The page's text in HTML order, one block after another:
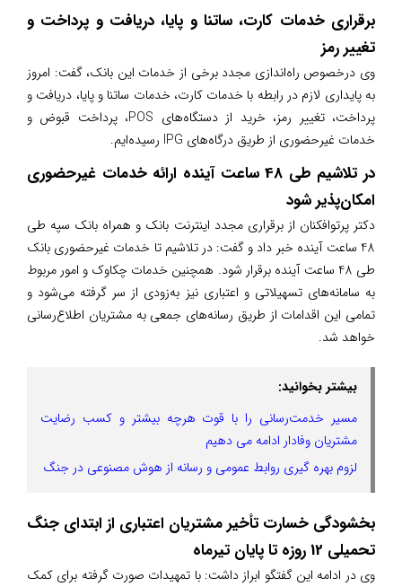
برقراری خدمات کارت، ساتنا و پایا، دریافت و پرداخت و
تغییر رمز
وی در‌خصوص راه‌اندازی مجدد برخی از خدمات این بانک، گفت: امروز
به پایداری لازم در رابطه با خدمات کارت، خدمات ساتنا و پایا، دریافت و
پرداخت، تغییر رمز، خرید از دستگاه‌های POS، پرداخت قبوض و
خدمات غیرحضوری از طریق درگاه‌های IPG رسیده‌ایم.
در تلاشیم طی 48 ساعت آینده ارائه خدمات غیر‌حضوری
امکان‌پذیر شود
دکتر پرتوافکنان از برقراری مجدد اینترنت بانک و همراه بانک سپه طی
48 ساعت آینده خبر داد و گفت: در تلاشیم تا خدمات غیر‌حضوری بانک
طی 48 ساعت آینده برقرار شود. همچنین خدمات چکاوک و امور مربوط
به سامانه‌های تسهیلاتی و اعتباری نیز به‌زودی از سر گرفته می‌شود و
تمامی این اقدامات از طریق رسانه‌های جمعی به مشتریان اطلاع‌رسانی
خواهد شد.
بیشتر بخوانید:
مسیر خدمت­‌رسانی را با قوت هرچه بیشتر و کسب رضایت
مشتریان وفادار ادامه می دهیم
لزوم بهره گیری روابط عمومی و رسانه از هوش مصنوعی در جنگ
بخشودگی خسارت تأخیر مشتریان اعتباری از ابتدای جنگ
تحمیلی 12 روزه تا پایان تیر‌ماه
وی در ادامه این گفتگو ابراز داشت: با تمهیدات صورت گرفته برای کمک